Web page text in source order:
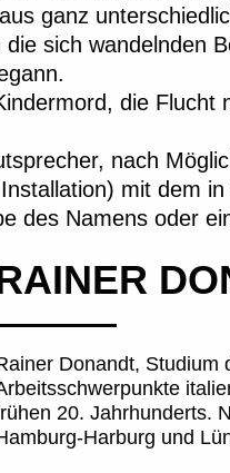
ganz
sich wandelnden
die Flucht
nach
mit dem
des Namens oder
Donandt, Studium
20. Jahrhunderts.
Harburg und